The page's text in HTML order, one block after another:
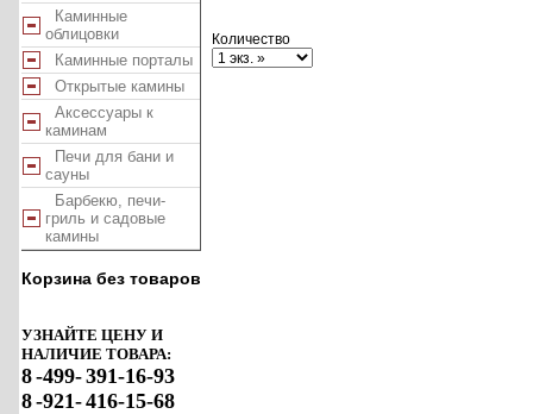
Каминные
облицовки
Каминные порталы
Открытые камины
Аксессуары к
каминам
Печи для бани и
сауны
Барбекю, печи-
гриль и садовые
камины
Корзина без товаров
УЗНАЙТЕ ЦЕНУ И
НАЛИЧИЕ ТОВАРА:
8-499-391-16-93
8-921-416-15-68
Количество